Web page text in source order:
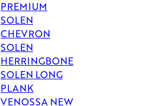
PREMIUM
SOLEN
CHEVRON
SOLEN
HERRINGBONE
SOLEN LONG
PLANK
VENOSSA NEW